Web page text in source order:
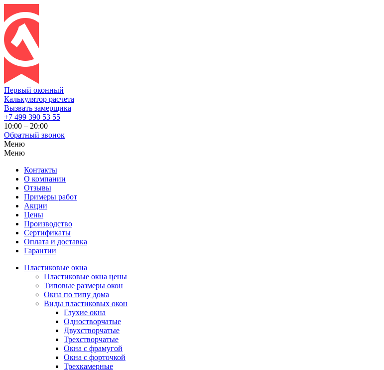
Первый оконный
Калькулятор расчета
Вызвать замерщика
+7 499 390 53 55
10:00 – 20:00
Обратный звонок
Меню
Меню
Контакты
О компании
Отзывы
Примеры работ
Акции
Цены
Производство
Сертификаты
Оплата и доставка
Гарантии
Пластиковые окна
Пластиковые окна цены
Типовые размеры окон
Окна по типу дома
Виды пластиковых окон
Глухие окна
Одностворчатые
Двухстворчатые
Трехстворчатые
Окна с фрамугой
Окна с форточкой
Трехкамерные